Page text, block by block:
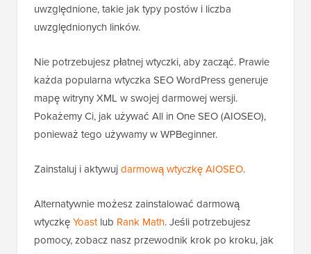
uwzględnione, takie jak typy postów i liczba
uwzględnionych linków.
Nie potrzebujesz płatnej wtyczki, aby zacząć. Prawie
każda popularna wtyczka SEO WordPress generuje
mapę witryny XML w swojej darmowej wersji.
Pokażemy Ci, jak używać All in One SEO (AIOSEO),
ponieważ tego używamy w WPBeginner.
Zainstaluj i aktywujdarmową wtyczkę AIOSEO.
Alternatywnie możesz zainstalować darmową
wtyczkęYoastlub Rank Math. Jeśli potrzebujesz
pomocy, zobacz nasz przewodnik krok po kroku, jak